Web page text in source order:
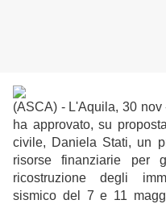
(ASCA) - L'Aquila, 30
ha approvato, su
civile, Daniela Stati, un
risorse finanziarie per
ricostruzione degli
sismico del 7 e 11